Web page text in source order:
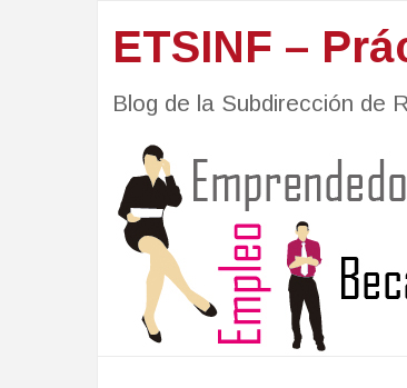
ETSINF –
Blog de la Subdirección de